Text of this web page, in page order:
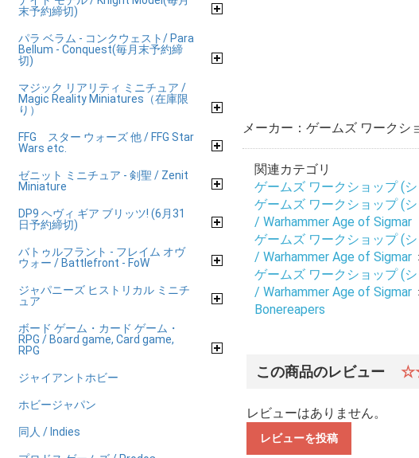
末予約締切)
パラ ベラム - コンクウェスト/ Para
Bellum - Conquest(毎月末予約締
切)
マジック リアリティ ミニチュア /
Magic Reality Miniatures（在庫限
り）
FFG スター ウォーズ 他 / FFG Star
Wars etc.
ゼニット ミニチュア - 剣聖 / Zenit
Miniature
DP9 ヘヴィ ギア ブリッツ! (6月31
日予約締切)
バトゥルフラント - フレイム オヴ
ウォー / Battlefront - FoW
ジャパニーズ ヒストリカル ミニチ
ュア
ボード ゲーム・カード ゲーム・
RPG / Board game, Card game,
RPG
ジャイアントホビー
ホビージャパン
同人 / Indies
メーカー：ゲームズ ワークシ
関連カテゴリ
ゲームズ ワークショップ (
ゲームズ ワークショップ (
/ Warhammer Age of Sigmar
ゲームズ ワークショップ (
/ Warhammer Age of Sigmar
ゲームズ ワークショップ (
/ Warhammer Age of Sigmar
Bonereapers
この商品のレビュー
レビューはありません。
レビューを投稿